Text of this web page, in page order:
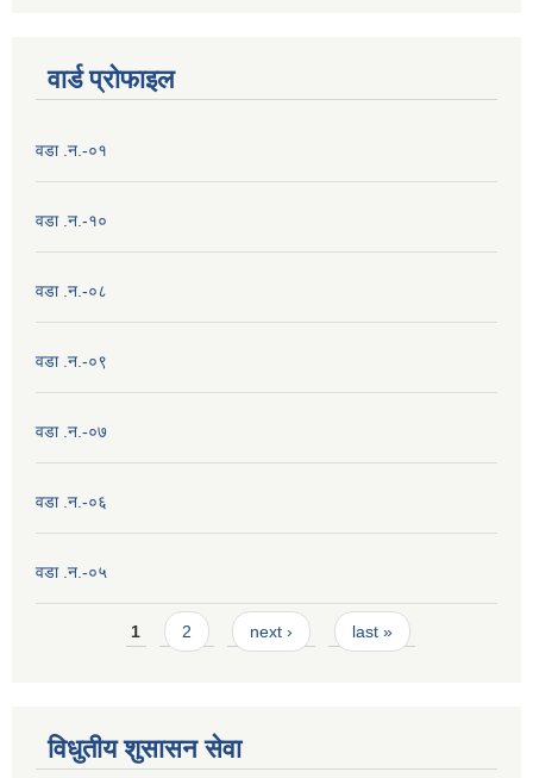
वार्ड प्राेफाइल
वडा .न.-०१
वडा .न.-१०
वडा .न.-०८
वडा .न.-०९
वडा .न.-०७
वडा .न.-०६
वडा .न.-०५
Pages1 2 next › last »
विधुतीय शुसासन सेवा